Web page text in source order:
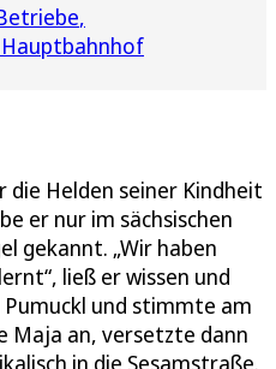
die Helden seiner Kindheit
er nur im sächsischen
gekannt. „Wir haben
ließ er wissen und
und stimmte am
Maja an, versetzte dann
in die Sesamstraße.